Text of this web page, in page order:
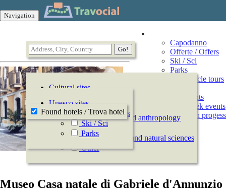
Navigation
Capodanno
Offerte / Offers
Ski / Sci
Parks
Motorcycle tours
All Events
This week events
Events in progess
Museo Casa natale di Gabriele d'Annunzio
Cultural sites
Archeology
Ethnography and anthropology
Arts
Natural history and natural sciences
Other
Unesco sites
Offerte / Offers
Ski / Sci
Parks
Found hotels / Trova hotel